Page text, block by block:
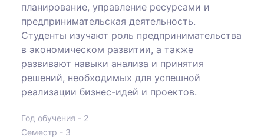
планирование, управление ресурсами и
предпринимательская деятельность.
Студенты изучают роль предпринимательства
в экономическом развитии, а также
развивают навыки анализа и принятия
решений, необходимых для успешной
реализации бизнес-идей и проектов.
Год обучения - 2
Семестр - 3